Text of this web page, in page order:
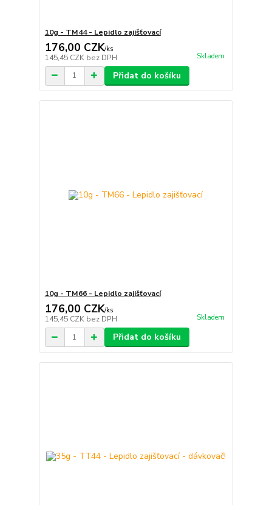
10g - TM44 - Lepidlo zajišťovací
176,00 CZK/ks
145,45 CZK bez DPH Skladem
Přidat do košíku
10g - TM66 - Lepidlo zajišťovací
176,00 CZK/ks
145,45 CZK bez DPH Skladem
Přidat do košíku